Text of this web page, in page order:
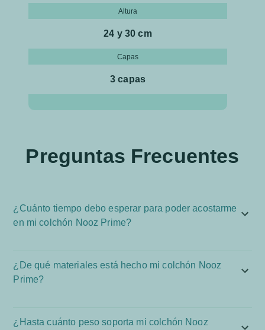
Altura
24 y 30 cm
Capas
3 capas
Preguntas Frecuentes
¿Cuánto tiempo debo esperar para poder acostarme
en mi colchón Nooz Prime?
¿De qué materiales está hecho mi colchón Nooz
Prime?
¿Hasta cuánto peso soporta mi colchón Nooz